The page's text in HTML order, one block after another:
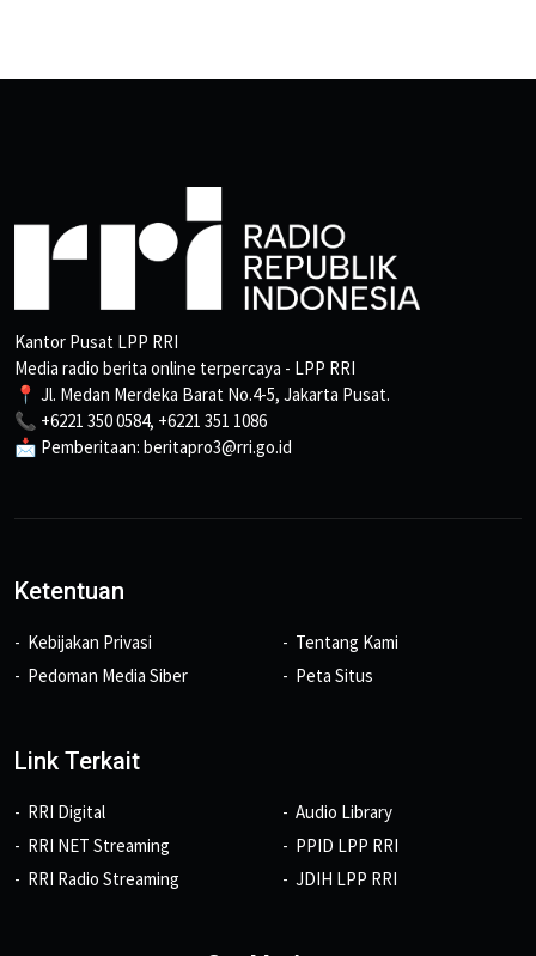
Kantor Pusat LPP RRI
Media radio berita online terpercaya - LPP RRI
📍 Jl. Medan Merdeka Barat No.4-5, Jakarta Pusat.
📞 +6221 350 0584, +6221 351 1086
📩 Pemberitaan: beritapro3@rri.go.id
Ketentuan
Kebijakan Privasi
Pedoman Media Siber
Tentang Kami
Peta Situs
Link Terkait
RRI Digital
RRI NET Streaming
RRI Radio Streaming
Audio Library
PPID LPP RRI
JDIH LPP RRI